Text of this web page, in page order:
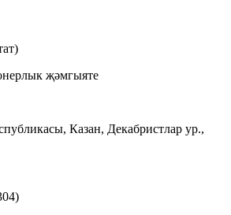
җәмгыяте
Казан, Декабристлар ур.,